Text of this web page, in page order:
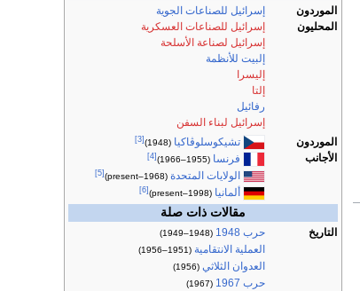
الموردون
المحليون
إسرائيل للصناعات الجوية
إسرائيل للصناعات العسكرية
إسرائيل لصناعة الأسلحة
إلبيت للأنظمة
إليسرا
إلتا
رفائيل
إسرائيل لبناء السفن
الموردون
الأجانب
تشيكوسلوڤاكيا (1948)
[3]
فرنسا (1955–1966)
[4]
الولايات المتحدة (1968–present)
[5]
ألمانيا (1998–present)
[6]
مقالات ذات صلة
التاريخ حرب 1948 (1948–1949)
العملية الانتقامية (1951–1956)
العدوان الثلاثي (1956)
حرب 1967 (1967)